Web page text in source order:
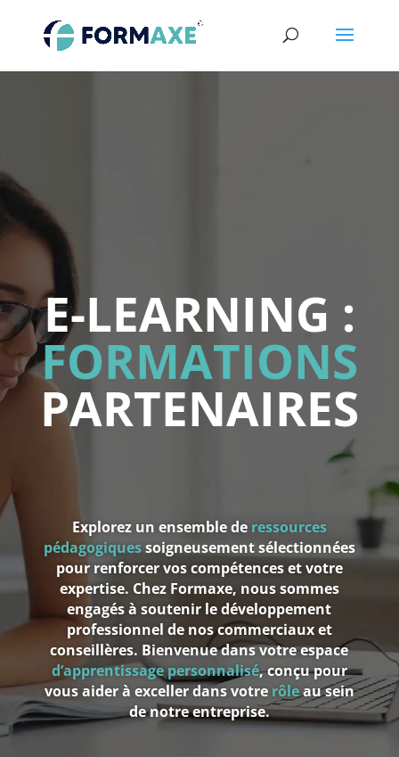
E-LEARNING :
FORMATIONS
PARTENAIRES
Explorez un ensemble de ressources
pédagogiquessoigneusement sélectionnées
pour renforcer vos compétences et votre
expertise. Chez Formaxe, nous sommes
engagés à soutenir le développement
professionnel de nos commerciaux et
conseillères. Bienvenue dans votre espace
d’apprentissage personnalisé, conçu pour
vous aider à exceller dans votre rôleau sein
de notre entreprise.